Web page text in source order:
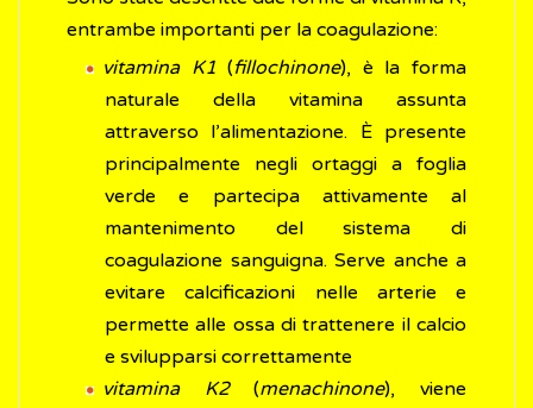
entrambe importanti per la coagulazione:
vitamina K1 (fillochinone), è la forma
naturale della vitamina assunta
attraverso l’alimentazione. È presente
principalmente negli ortaggi a foglia
verde e partecipa attivamente al
mantenimento del sistema di
coagulazione sanguigna. Serve anche a
evitare calcificazioni nelle arterie e
permette alle ossa di trattenere il calcio
e svilupparsi correttamente
vitamina K2(menachinone), viene